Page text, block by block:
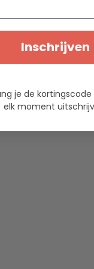
Inschrijven
je de
elk moment